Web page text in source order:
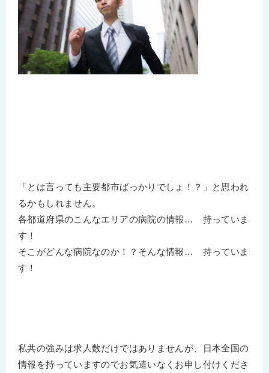
「とは言っても主要都市ばっかりでしょ！？」と思われ
るかもしれません。
各都道府県のこんなエリアの病院の情報… 持っていま
す！
そこがどんな病院なのか！？そんな情報… 持っていま
す！
私共の強みは求人数だけではありませんが、日本全国の
情報を持っていますのでお気遣いなくお申し付けくださ